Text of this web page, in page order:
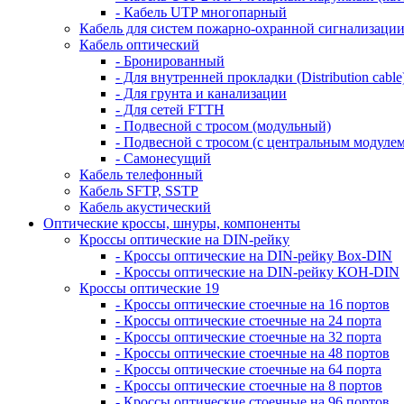
- Кабель UTP многопарный
Кабель для систем пожарно-охранной сигнализации
Кабель оптический
- Бронированный
- Для внутренней прокладки (Distribution
- Для грунта и канализации
- Для сетей FTTH
- Подвесной с тросом (модульный)
- Подвесной с тросом (с центральным
- Самонесущий
Кабель телефонный
Кабель SFTP, SSTP
Кабель акустический
Оптические кроссы, шнуры, компоненты
Кроссы оптические на DIN-рейку
- Кроссы оптические на DIN-рейку Box-DIN
- Кроссы оптические на DIN-рейку КОН-DIN
Кроссы оптические 19
- Кроссы оптические стоечные на 16 портов
- Кроссы оптические стоечные на 24 порта
- Кроссы оптические стоечные на 32 порта
- Кроссы оптические стоечные на 48 портов
- Кроссы оптические стоечные на 64 порта
- Кроссы оптические стоечные на 8 портов